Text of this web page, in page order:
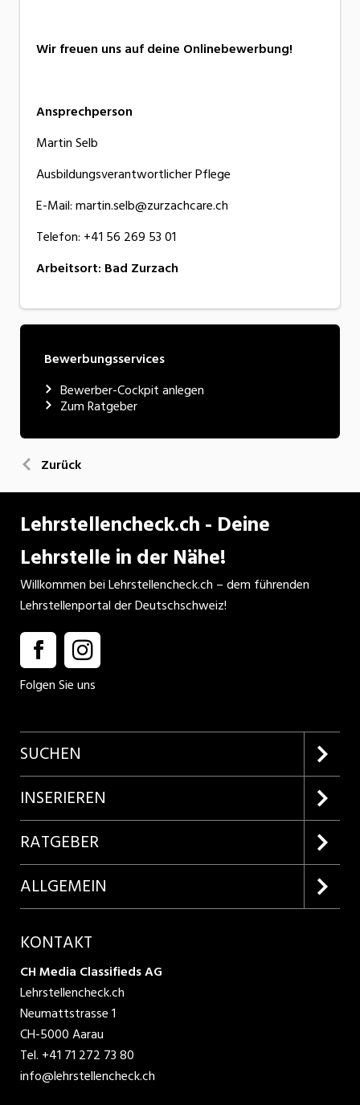
Wir freuen uns auf deine Onlinebewerbung!
Ansprechperson
Martin Selb
Ausbildungsverantwortlicher Pflege
E-Mail: martin.selb@zurzachcare.ch
Telefon: +41 56 269 53 01
Arbeitsort: Bad Zurzach
Bewerbungsservices
Bewerber-Cockpit anlegen
Zum Ratgeber
Zurück
Lehrstellencheck.ch - Deine
Lehrstelle in der Nähe!
Willkommen bei Lehrstellencheck.ch – dem führenden
Lehrstellenportal der Deutschschweiz!
Folgen Sie uns
SUCHEN
Firmenprofile entdecken
Lehrstellen suchen
INSERIEREN
Kundenlogin
Inserieren
Produkte
RATGEBER
Lehrberufe entdecken
ALLGEMEIN
AGB
Datenschutzbestimmungen
Nutzungsbedingungen
Impressum
KONTAKT
CH Media Classifieds AG
Lehrstellencheck.ch
Neumattstrasse 1
CH-5000 Aarau
Tel. +41 71 272 73 80
info@lehrstellencheck.ch